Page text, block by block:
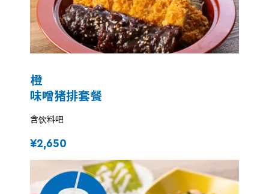
橙
味噌猪排套餐
含饮料吧
¥2,650